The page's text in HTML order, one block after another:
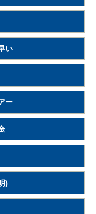
い
ー
)